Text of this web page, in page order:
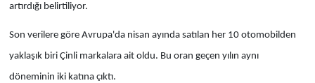
artırdığı belirtiliyor.
Son verilere göre Avrupa'da nisan ayında satılan her 10 otomobilden
yaklaşık biri Çinli markalara ait oldu. Bu oran geçen yılın aynı
döneminin iki katına çıktı.